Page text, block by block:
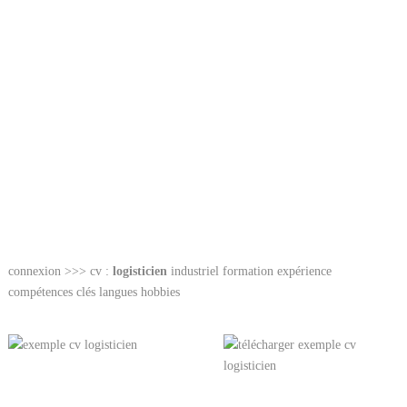
connexion >>> cv : logisticien industriel formation expérience
compétences clés langues hobbies